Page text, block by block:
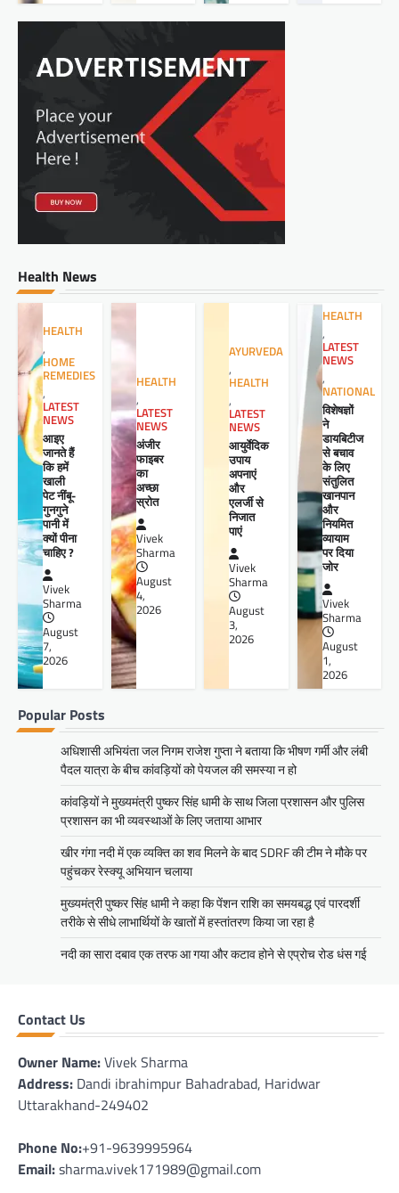
Health News
HEALTH
,
HOME
REMEDIES
,
LATEST
NEWS
आइए
जानते हैं
कि हमें
खाली
पेट नींबू-
गुनगुने
पानी में
क्यों पीना
चाहिए ?
Vivek
Sharma
August
7,
2026
HEALTH
,
LATEST
NEWS
अंजीर
फाइबर
का
अच्छा
स्रोत
Vivek
Sharma
August
4,
2026
AYURVEDA
,
HEALTH
,
LATEST
NEWS
आयुर्वेदिक
उपाय
अपनाएं
और
एलर्जी से
निजात
पाएं
Vivek
Sharma
August
3,
2026
HEALTH
,
LATEST
NEWS
,
NATIONAL
विशेषज्ञों
ने
डायबिटीज
से बचाव
के लिए
संतुलित
खानपान
और
नियमित
व्यायाम
पर दिया
जोर
Vivek
Sharma
August
1,
2026
Popular Posts
अधिशासी अभियंता जल निगम राजेश गुप्ता ने बताया कि भीषण गर्मी और लंबी
पैदल यात्रा के बीच कांवड़ियों को पेयजल की समस्या न हो
कांवड़ियों ने मुख्यमंत्री पुष्कर सिंह धामी के साथ जिला प्रशासन और पुलिस
प्रशासन का भी व्यवस्थाओं के लिए जताया आभार
खीर गंगा नदी में एक व्यक्ति का शव मिलने के बाद SDRF की टीम ने मौके पर
पहुंचकर रेस्क्यू अभियान चलाया
मुख्यमंत्री पुष्कर सिंह धामी ने कहा कि पेंशन राशि का समयबद्ध एवं पारदर्शी
तरीके से सीधे लाभार्थियों के खातों में हस्तांतरण किया जा रहा है
नदी का सारा दबाव एक तरफ आ गया और कटाव होने से एप्रोच रोड धंस गई
Contact Us
Owner Name:Vivek Sharma
Address: Dandi ibrahimpur Bahadrabad, Haridwar
Uttarakhand-249402
Phone No:+91-9639995964
Email:sharma.vivek171989@gmail.com